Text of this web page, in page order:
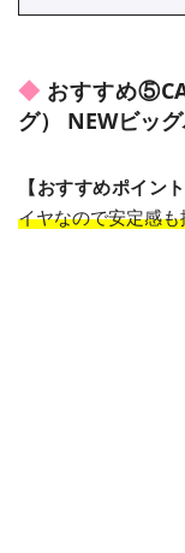
おすすめ
グ） NEWビッ
【おすすめポイント
イヤなので安定感